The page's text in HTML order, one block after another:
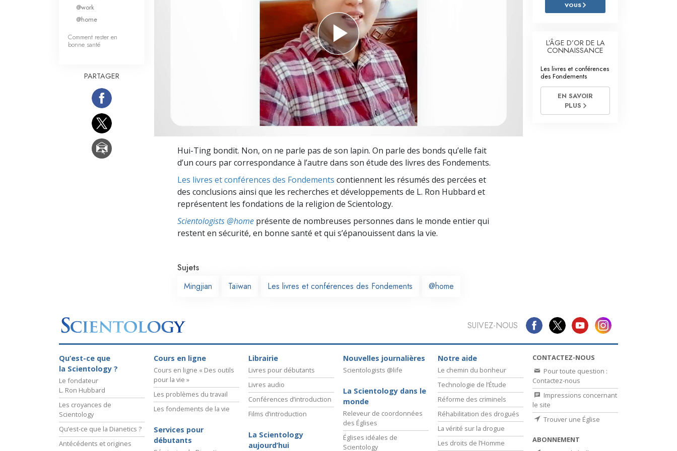
L’échelle des tons émotionnels
Des outils pour le monde du travail
L’éthique et les conditions
La raison de l’oppression
Les investigations
Hui-Ting bondit. Non, on ne parle pas de son lapin. On parle des bonds qu’elle fait
d’un cours par correspondance à l’autre dans son étude des livres des Fondements.
Les livres et conférences des Fondements contiennent les résumés des percées et
des conclusions ainsi que les recherches et développements de L. Ron Hubbard et
représentent les fondations de la religion de Scientology.
Scientologists @home présente de nombreuses personnes dans le monde entier qui
restent en sécurité, en bonne santé et qui s’épanouissent dans la vie.
Sujets
Mingjian
Taïwan Les livres et conférences des Fondements @home
@work
@home
Comment rester en
bonne santé
PARTAGER
VOUS
L’ÂGE D’OR DE LA
CONNAISSANCE
Les livres et conférences
des Fondements
EN SAVOIR
PLUS
SUIVEZ-NOUS
Qu’est-ce que
la Scientology ?
Le fondateur
L. Ron Hubbard
Les croyances de
Scientology
Qu’est-ce que la Dianetics ?
Antécédents et origines
Cours en ligne
Cours en ligne « Des outils
pour la vie »
Les problèmes du travail
Les fondements de la vie
Services pour
débutants
Librairie
Livres pour débutants
Livres audio
Conférences d’introduction
Films d’introduction
La Scientology
aujourd’hui
Nouvelles journalières
Scientologists @life
La Scientology dans le
monde
Releveur de coordonnées
des Églises
Églises idéales de
Scientology
Notre aide
Le chemin du bonheur
Technologie de l’Étude
Réforme des criminels
Réhabilitation des drogués
La vérité sur la drogue
Les droits de l’Homme
CONTACTEZ-NOUS
Pour toute question :
Contactez-nous
Impressions concernant
le site
Trouver une Église
ABONNEMENT